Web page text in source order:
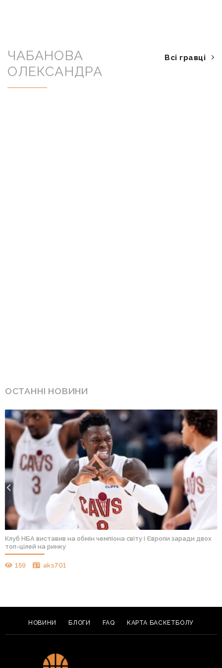
ЧАБАНОВА
ОЛЕКСАНДРА
Всі гравці
ОСТАННІ НОВИНИ
Клуб НБА виставив на обмін чемпіона світу і Європи заради двох
топ-цілей на ринку
159 aks701
НОВИНИ БЛОГИ FAQ КАРТА БАСКЕТБОЛУ